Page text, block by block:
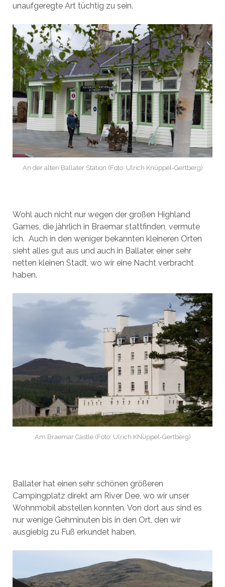
unaufgeregte Art tüchtig zu sein.
An der alten Ballater Station (Foto: Ulrich Knüppel-Gertberg)
Wohl auch nicht nur wegen der großen Highland
Games, die jährlich in Braemar stattfinden, vermute
ich. Auch in den weniger bekannten kleineren Orten
sieht alles gut aus und auch in Ballater, einer sehr
netten kleinen Stadt, wo wir eine Nacht verbracht
haben.
Am Braemar Castle (Foto: Ulrich KNüppel-Gertberg)
Ballater hat einen sehr schönen größeren
Campingplatz direkt am River Dee, wo wir unser
Wohnmobil abstellen konnten. Von dort aus sind es
nur wenige Gehminuten bis in den Ort, den wir
ausgiebig zu Fuß erkundet haben.